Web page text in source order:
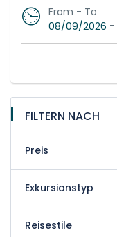
From - To
08/09/2026 -
FILTERN NACH
Preis
Exkursionstyp
Reisestile